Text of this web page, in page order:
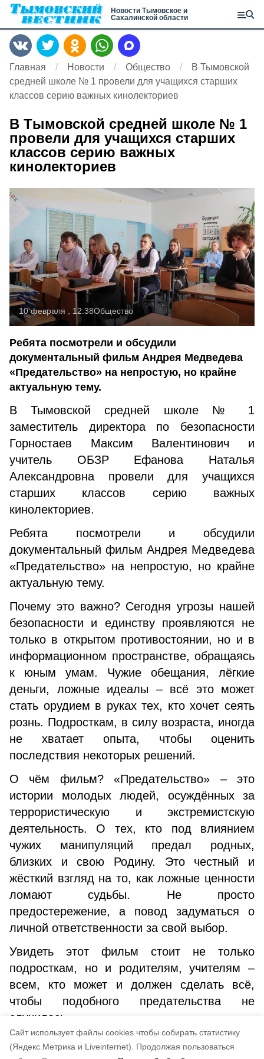
Cайт использует файлы cookies чтобы собирать статистику
(Яндекс.Метрика и Liveinternet).
Продолжая пользоваться
Новости Тымовское и
Сахалинской области
Главная Новости Общество
В Тымовской
средней школе № 1 провели для учащихся старших
классов серию важных кинолекториев
В Тымовской средней школе № 1
провели для учащихся старших
классов серию важных
кинолекториев
10 февраля , 12:38Общество
Ребята посмотрели и обсудили
документальный фильм Андрея Медведева
«Предательство» на непростую, но крайне
актуальную тему.
В Тымовской средней школе № 1
заместитель директора по безопасности
Горностаев Максим Валентинович и
учитель ОБЗР Ефанова Наталья
Александровна провели для учащихся
старших классов серию важных
кинолекториев.
Ребята посмотрели и обсудили
документальный фильм Андрея Медведева
«Предательство» на непростую, но крайне
актуальную тему.
Почему это важно? Сегодня угрозы нашей
безопасности и единству проявляются не
только в открытом противостоянии, но и в
информационном пространстве, обращаясь
к юным умам. Чужие обещания, лёгкие
деньги, ложные идеалы – всё это может
стать орудием в руках тех, кто хочет сеять
рознь. Подросткам, в силу возраста, иногда
не хватает опыта, чтобы оценить
последствия некоторых решений.
О чём фильм? «Предательство» – это
истории молодых людей, осуждённых за
террористическую и экстремистскую
деятельность. О тех, кто под влиянием
чужих манипуляций предал родных,
близких и свою Родину. Это честный и
жёсткий взгляд на то, как ложные ценности
ломают судьбы. Не просто
предостережение, а повод задуматься о
личной ответственности за свой выбор.
Увидеть этот фильм стоит не только
подросткам, но и родителям, учителям –
всем, кто может и должен сделать всё,
чтобы подобного предательства не
случилось.
https://vk.com/wall-216258250_2242